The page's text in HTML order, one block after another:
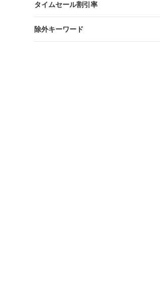
タイムセール割引率
除外キーワード